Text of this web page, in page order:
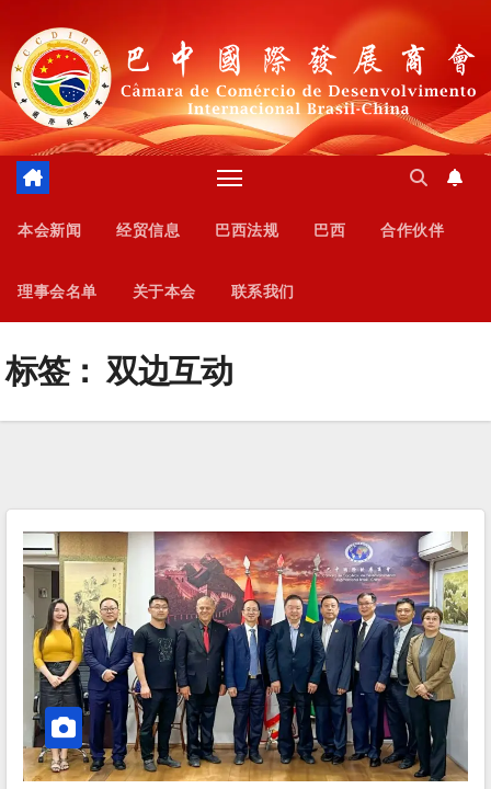
内
本会新闻 经贸信息 巴西法规 巴西 合作伙伴
理事会名单 关于本会 联系我们
标签：双边互动